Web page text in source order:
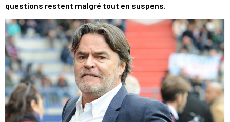
questions restent malgré tout en suspens.